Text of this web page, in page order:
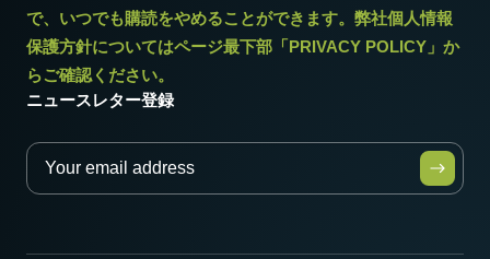
で、いつでも購読をやめることができます。弊社個人情報
保護方針についてはページ最下部「PRIVACY POLICY」か
らご確認ください。
ニュースレター登録